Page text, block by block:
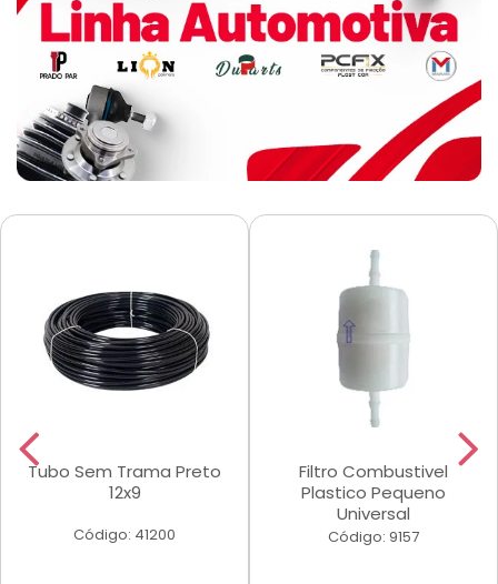
Tubo Sem Trama Preto
12x9
Código: 41200
Filtro Combustivel
Plastico Pequeno
Universal
Código: 9157